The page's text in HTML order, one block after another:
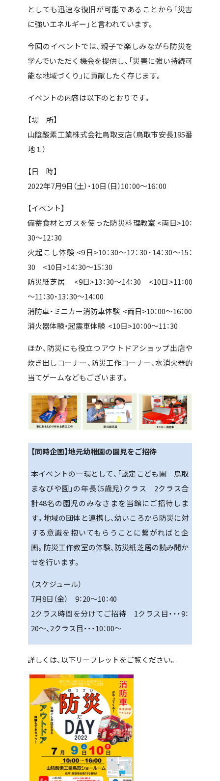
としても迅速な復旧が可能であることから「災害
に強いエネルギー」と言われています。
今回のイベントでは、親子で楽しみながら防災を
学んでいただく機会を提供し、「災害に強い持続可
能な地域づくり」に貢献したく存じます。
イベントの内容は以下のとおりです。
【場 所】
山陰酸素工業株式会社鳥取支店（鳥取市安長195番
地１）
【日 時】
2022年7月9日（土）・10日（日）10：00～16：00
【イベント】
備蓄食材とガスを使った防災料理教室 <両日>10：
30～12：30
火起こし体験 <9日>10：30～12：30・14：30～15：
30 <10日>14：30～15：30
防災紙芝居 <9日>13：30～14：30 <10日>11：00
～11：30・13：30～14：00
消防車・ミニカー消防車体験 <両日>10：00～16：00
消火器体験・起震車体験 <10日>10：00～11：30
ほか、防災にも役立つアウトドアショップ出店や
炊き出しコーナー、防災工作コーナー、水消火器的
当てゲームなどもございます。
【同時企画】地元幼稚園の園児をご招待
本イベントの一環として、「認定こども園 鳥取
まなびや園」の年長（5歳児）クラス 2クラス合
計48名の園児のみなさまを当館にご招待しま
す。地域の団体と連携し、幼いころから防災に対
する意識を抱いてもらうことに繋がればと企
画。防災工作教室の体験、防災紙芝居の読み聞か
せを行います。
（スケジュール）
7月8日（金） 9：20～10：40
2クラス時間を分けてご招待 1クラス目・・・9：
20～、2クラス目・・・10：00～
詳しくは、以下リーフレットをご覧ください。